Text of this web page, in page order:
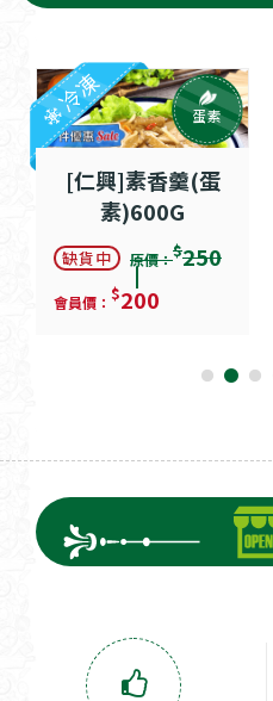
[仁興]素香羹(蛋
素)600G
缺貨中 原價：$250
會員價： $200
冷凍 蛋素